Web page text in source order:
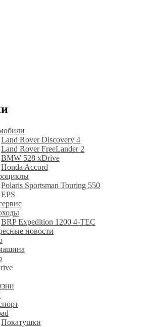
Land Rover Discovery 4
Land Rover FreeLander 2
BMW 528 xDrive
Honda Accord
Polaris Sportsman Touring 550
EPS
BRP Expedition 1200 4-TEC
новости
Покатушки